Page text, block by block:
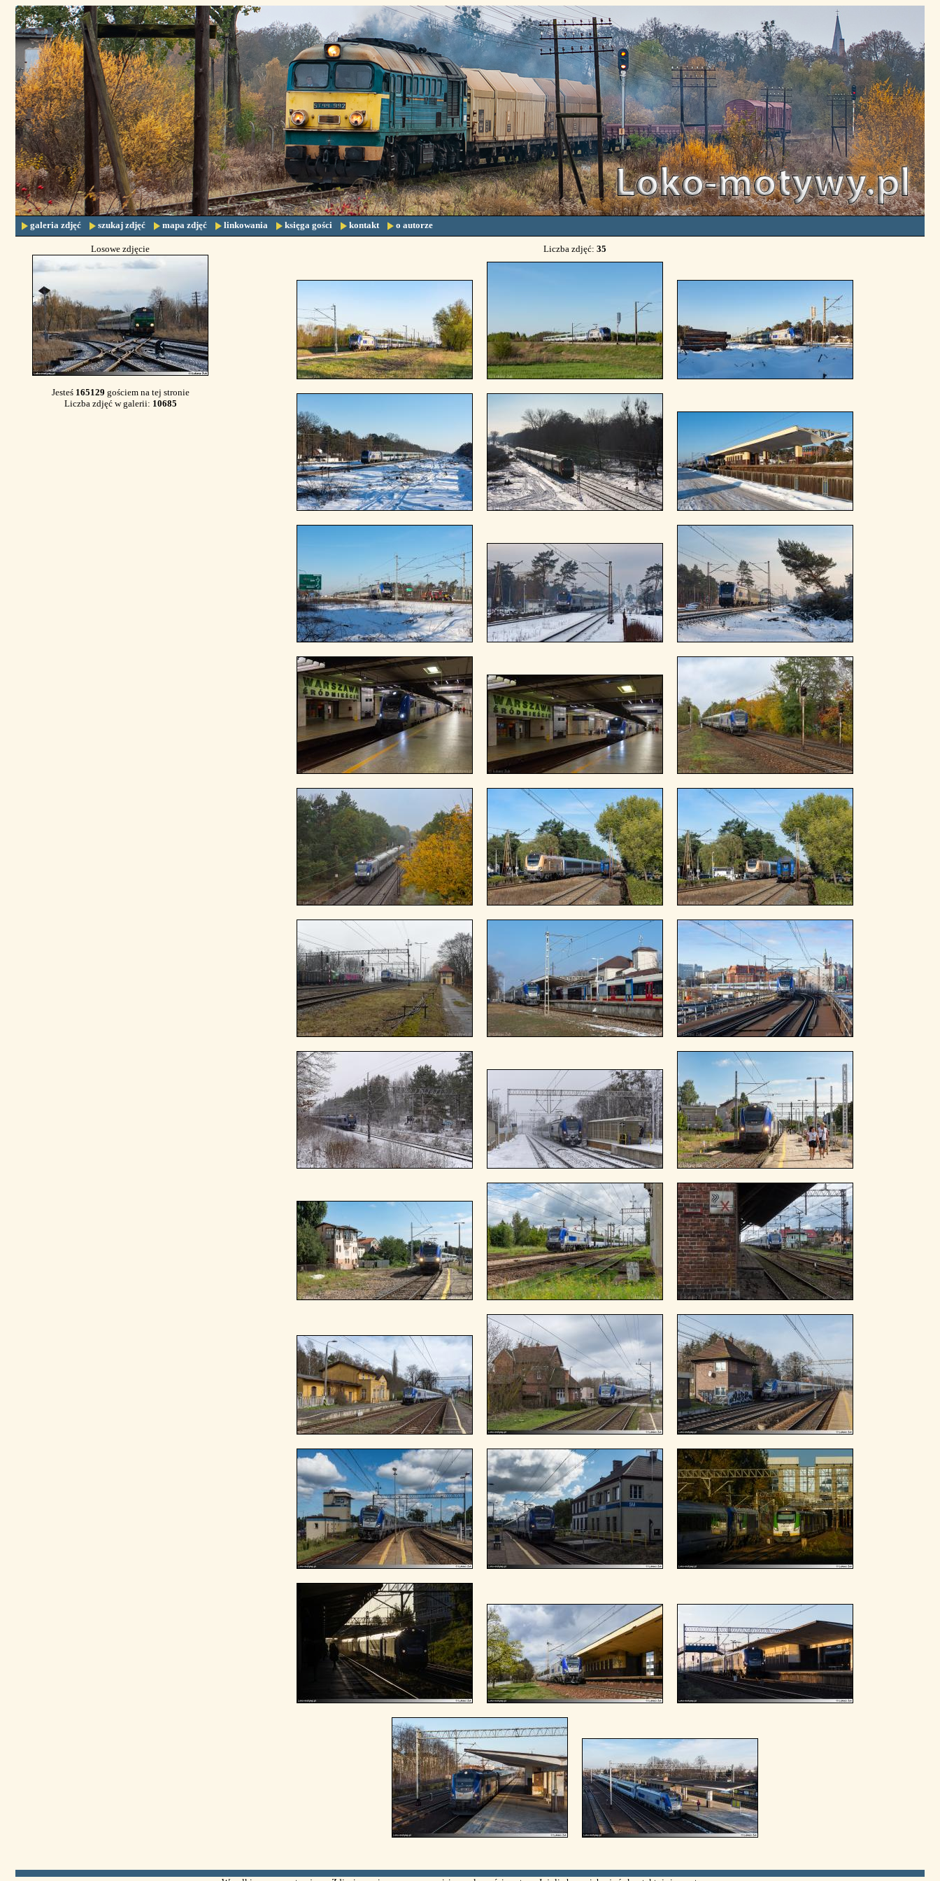
galeria zdjęć szukaj zdjęć mapa zdjęć linkowania księga gości kontakt o autorze
Losowe zdjęcie
Jesteś 165129 gościem na tej stronie
Liczba zdjęć w galerii: 10685
Liczba zdjęć: 35